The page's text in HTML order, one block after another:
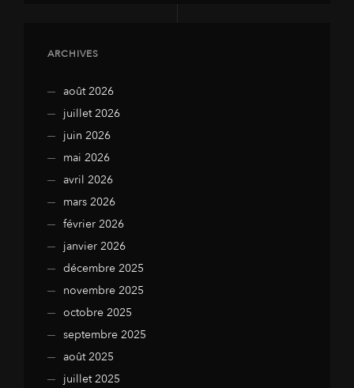
ARCHIVES
août 2026
juillet 2026
juin 2026
mai 2026
avril 2026
mars 2026
février 2026
janvier 2026
décembre 2025
novembre 2025
octobre 2025
septembre 2025
août 2025
juillet 2025